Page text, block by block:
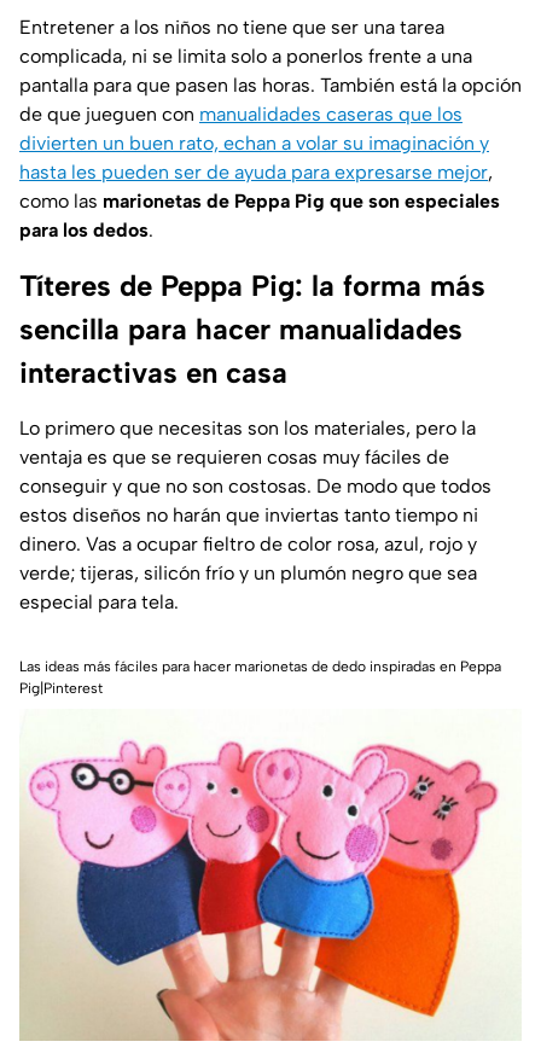
Entretener a los niños no tiene que ser una tarea
complicada, ni se limita solo a ponerlos frente a una
pantalla para que pasen las horas. También está la opción
de que jueguen con manualidades caseras que los
divierten un buen rato, echan a volar su imaginación y
hasta les pueden ser de ayuda para expresarse mejor,
como las marionetas de Peppa Pig que son especiales
para los dedos.
Títeres de Peppa Pig: la forma más
sencilla para hacer manualidades
interactivas en casa
Lo primero que necesitas son los materiales, pero la
ventaja es que se requieren cosas muy fáciles de
conseguir y que no son costosas. De modo que todos
estos diseños no harán que inviertas tanto tiempo ni
dinero. Vas a ocupar fieltro de color rosa, azul, rojo y
verde; tijeras, silicón frío y un plumón negro que sea
especial para tela.
Las ideas más fáciles para hacer marionetas de dedo inspiradas en Peppa
Pig|Pinterest